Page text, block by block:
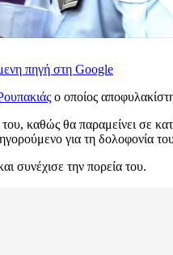
πηγή στη Google
ο οποίος
καθώς θα παραμείνει σε
για τη δολοφονία
συνέχισε την πορεία του.